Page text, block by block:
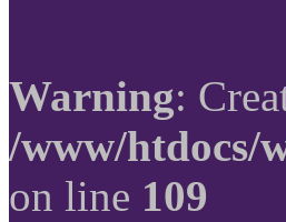
Warning:
/www/htdocs/
on line 109